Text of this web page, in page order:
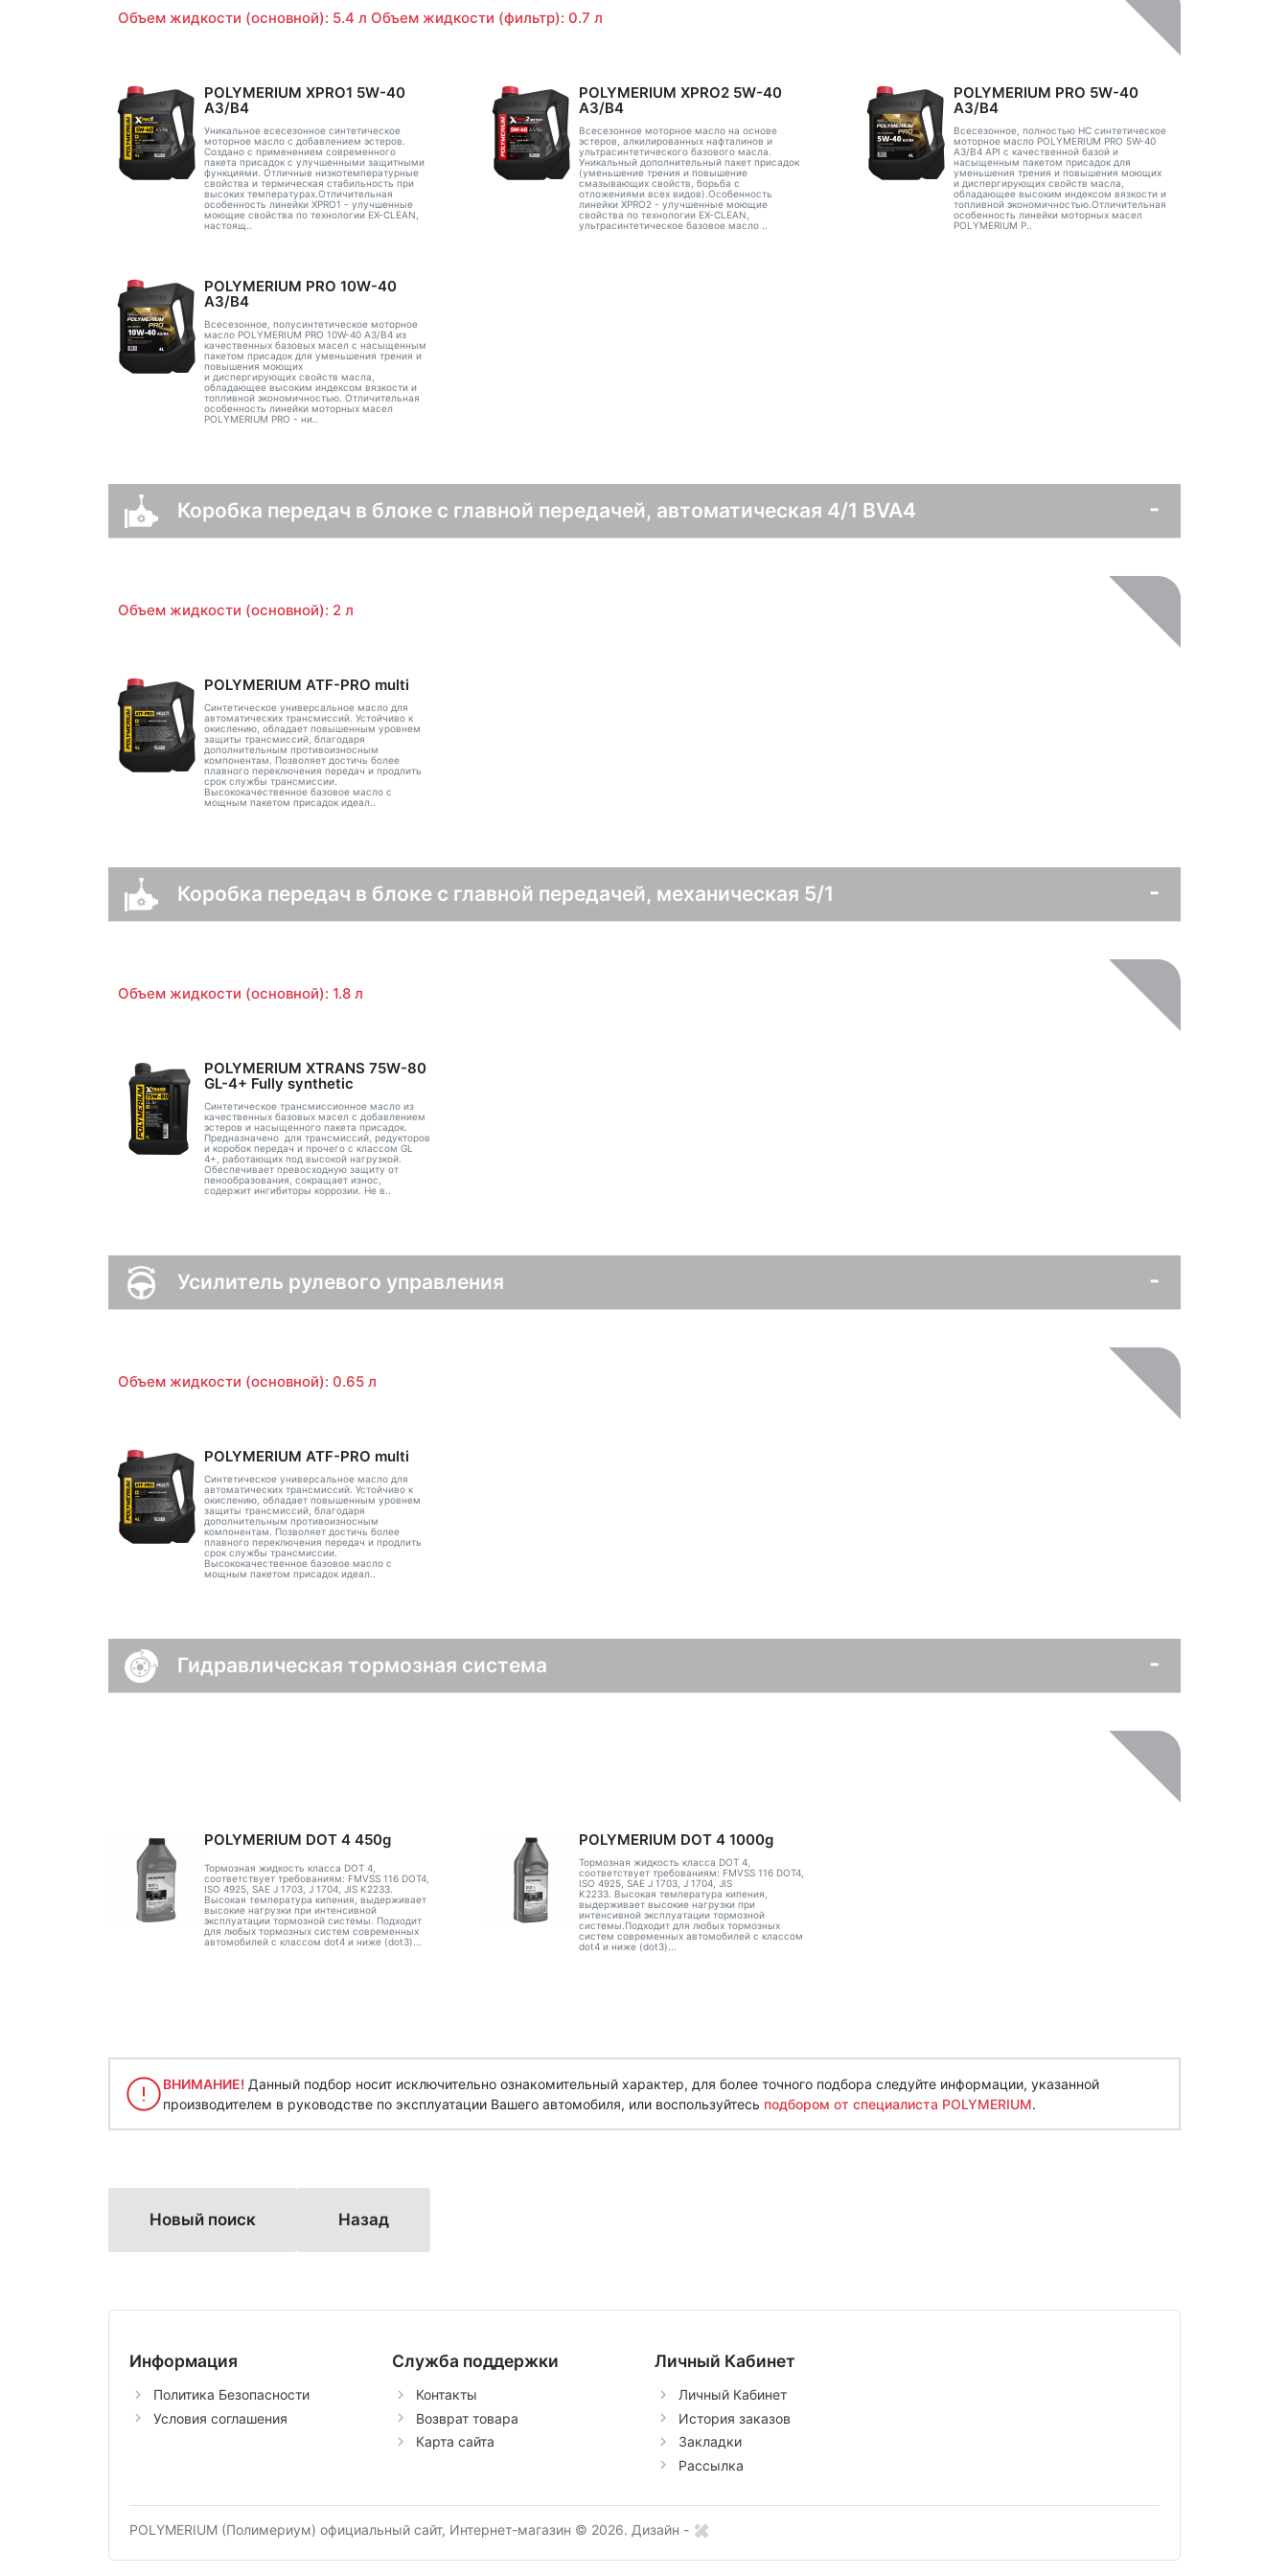
Объем жидкости (основной): 5.4 л Объем жидкости (фильтр): 0.7 л
POLYMERIUM XPRO1 5W-40
A3/B4
Уникальное всесезонное синтетическое
моторное масло с добавлением эстеров.
Создано с применением современного
пакета присадок с улучшенными защитными
функциями. Отличные низкотемпературные
свойства и термическая стабильность при
высоких температурах.Отличительная
особенность линейки XPRO1 - улучшенные
моющие свойства по технологии EX-CLEAN,
настоящ..
POLYMERIUM XPRO2 5W-40
A3/B4
Всесезонное моторное масло на основе
эстеров, алкилированных нафталинов и
ультрасинтетического базового масла.
Уникальный дополнительный пакет присадок
(уменьшение трения и повышение
смазывающих свойств, борьба с
отложениями всех видов).Особенность
линейки XPRO2 - улучшенные моющие
свойства по технологии EX-CLEAN,
ультрасинтетическое базовое масло ..
POLYMERIUM PRO 5W-40
A3/B4
Всесезонное, полностью HC синтетическое
моторное масло POLYMERIUM PRO 5W-40
A3/B4 API с качественной базой и
насыщенным пакетом присадок для
уменьшения трения и повышения моющих
и диспергирующих свойств масла,
обладающее высоким индексом вязкости и
топливной экономичностью.Отличительная
особенность линейки моторных масел
POLYMERIUM P..
POLYMERIUM PRO 10W-40
A3/B4
Всесезонное, полусинтетическое моторное
масло POLYMERIUM PRO 10W-40 A3/B4 из
качественных базовых масел с насыщенным
пакетом присадок для уменьшения трения и
повышения моющих
и диспергирующих свойств масла,
обладающее высоким индексом вязкости и
топливной экономичностью. Отличительная
особенность линейки моторных масел
POLYMERIUM PRO - ни..
Коробка передач в блоке с главной передачей, автоматическая 4/1 BVA4
Объем жидкости (основной): 2 л
POLYMERIUM ATF-PRO multi
Синтетическое универсальное масло для
автоматических трансмиссий. Устойчиво к
окислению, обладает повышенным уровнем
защиты трансмиссий, благодаря
дополнительным противоизносным
компонентам. Позволяет достичь более
плавного переключения передач и продлить
срок службы трансмиссии.
Высококачественное базовое масло с
мощным пакетом присадок идеал..
Коробка передач в блоке с главной передачей, механическая 5/1
Объем жидкости (основной): 1.8 л
POLYMERIUM XTRANS 75W-80
GL-4+ Fully synthetic
Синтетическое трансмиссионное масло из
качественных базовых масел с добавлением
эстеров и насыщенного пакета присадок.
Предназначено для трансмиссий, редукторов
и коробок передач и прочего с классом GL
4+, работающих под высокой нагрузкой.
Обеспечивает превосходную защиту от
пенообразования, сокращает износ,
содержит ингибиторы коррозии. Не в..
Усилитель рулевого управления
Объем жидкости (основной): 0.65 л
POLYMERIUM ATF-PRO multi
Синтетическое универсальное масло для
автоматических трансмиссий. Устойчиво к
окислению, обладает повышенным уровнем
защиты трансмиссий, благодаря
дополнительным противоизносным
компонентам. Позволяет достичь более
плавного переключения передач и продлить
срок службы трансмиссии.
Высококачественное базовое масло с
мощным пакетом присадок идеал..
Гидравлическая тормозная система
POLYMERIUM DOT 4 450g
Тормозная жидкость класса DOT 4,
соответствует требованиям: FMVSS 116 DOT4,
ISO 4925, SAE J 1703, J 1704, JIS K2233.
Высокая температура кипения, выдерживает
высокие нагрузки при интенсивной
эксплуатации тормозной системы. Подходит
для любых тормозных систем современных
автомобилей с классом dot4 и ниже (dot3)...
POLYMERIUM DOT 4 1000g
Тормозная жидкость класса DOT 4,
соответствует требованиям: FMVSS 116 DOT4,
ISO 4925, SAE J 1703, J 1704, JIS
K2233. Высокая температура кипения,
выдерживает высокие нагрузки при
интенсивной эксплуатации тормозной
системы.Подходит для любых тормозных
систем современных автомобилей с классом
dot4 и ниже (dot3)...
ВНИМАНИЕ! Данный подбор носит исключительно ознакомительный характер, для более точного подбора следуйте информации, указанной
производителем в руководстве по эксплуатации Вашего автомобиля, или воспользуйтесь подбором от специалиста POLYMERIUM.
Новый поиск Назад
Информация
Политика Безопасности
Условия соглашения
Служба поддержки
Контакты
Возврат товара
Карта сайта
Личный Кабинет
Личный Кабинет
История заказов
Закладки
Рассылка
POLYMERIUM (Полимериум) официальный сайт, Интернет-магазин © 2026. Дизайн -